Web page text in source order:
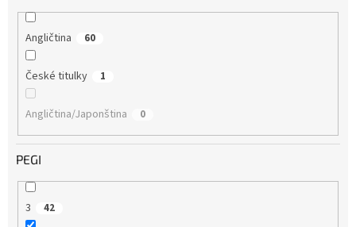
Angličtina 60
České titulky 1
Angličtina/Japonština 0
PEGI
3 42